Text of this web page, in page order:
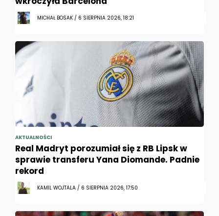
MICHAŁ BOSAK / 6 SIERPNIA 2026, 18:21
AKTUALNOŚCI
Real Madryt porozumiał się z RB Lipsk w
sprawie transferu Yana Diomande. Padnie
rekord
KAMIL WOJTALA / 6 SIERPNIA 2026, 17:50